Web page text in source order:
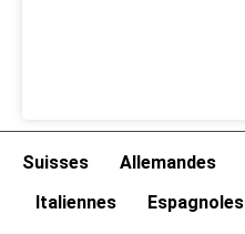
Suisses Allemandes
Italiennes
Espagnoles